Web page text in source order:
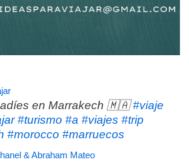
en Marrakech 🇲🇦#viaje
#turismo #a #viajes #trip
#morocco #marruecos
& Abraham Mateo